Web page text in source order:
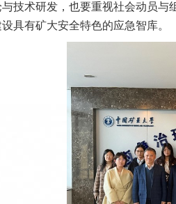
技术研发，也要重视社会动员
具有矿大安全特色的应急智库。